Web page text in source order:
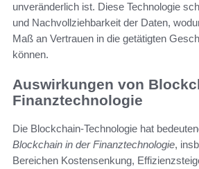
unveränderlich ist. Diese Technologie
und Nachvollziehbarkeit der Daten,
Maß an Vertrauen in die getätigten
können.
Auswirkungen von
Finanztechnologie
Die Blockchain-Technologie hat
Blockchain in der Finanztechnologie,
Bereichen Kostensenkung,